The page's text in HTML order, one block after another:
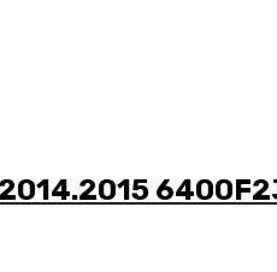
2014.2015